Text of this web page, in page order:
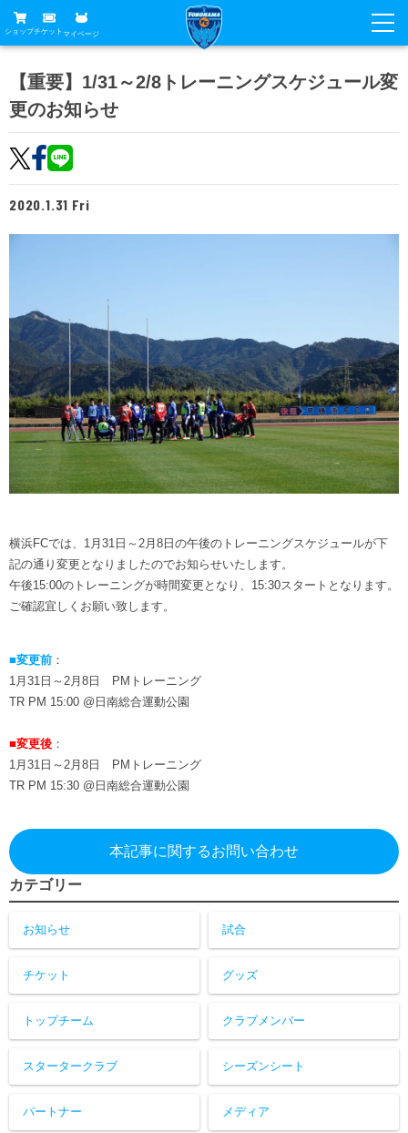
ショップチケット マイページ
グッズ
ホームタウン
トップチーム
アカデミー
試合
試合日程
チケット
チケットガイド
販売スケジュール
ニッパツシート
Buy Ticket Here
チーム
練習見学について
横浜FC観戦ガイド
試合会場アクセス
観戦ルール・マナー
クラブ概要
フリ丸のページ
ヒストリー
サステナビリティ
ホームタウン活動
ニッパツ横浜FCシーガルズ
ゲームスチュワード
ファン
横浜FC公式オンラインショップ
クラブメンバー
スタータークラブ
スペシャルコンテンツ
オリジナルビール
アカデミー
育成ビジョン
試合日程・結果
アカデミースタッフ
フェニックスクラブ
チアスクール
パートナー
パートナー一覧
お問い合わせ
【重要】1/31～2/8トレーニングスケジュール変
更のお知らせ
2020.1.31 Fri
横浜FCでは、1月31日～2月8日の午後のトレーニングスケジュールが下
記の通り変更となりましたのでお知らせいたします。
午後15:00のトレーニングが時間変更となり、15:30スタートとなります。
ご確認宜しくお願い致します。
■変更前 ：
1月31日～2月8日 PMトレーニング
TR PM 15:00 @日南総合運動公園
■変更後 ：
1月31日～2月8日 PMトレーニング
TR PM 15:30 @日南総合運動公園
本記事に関するお問い合わせ
カテゴリー
お知らせ 試合
チケット グッズ
トップチーム クラブメンバー
スタータークラブ シーズンシート
パートナー メディア